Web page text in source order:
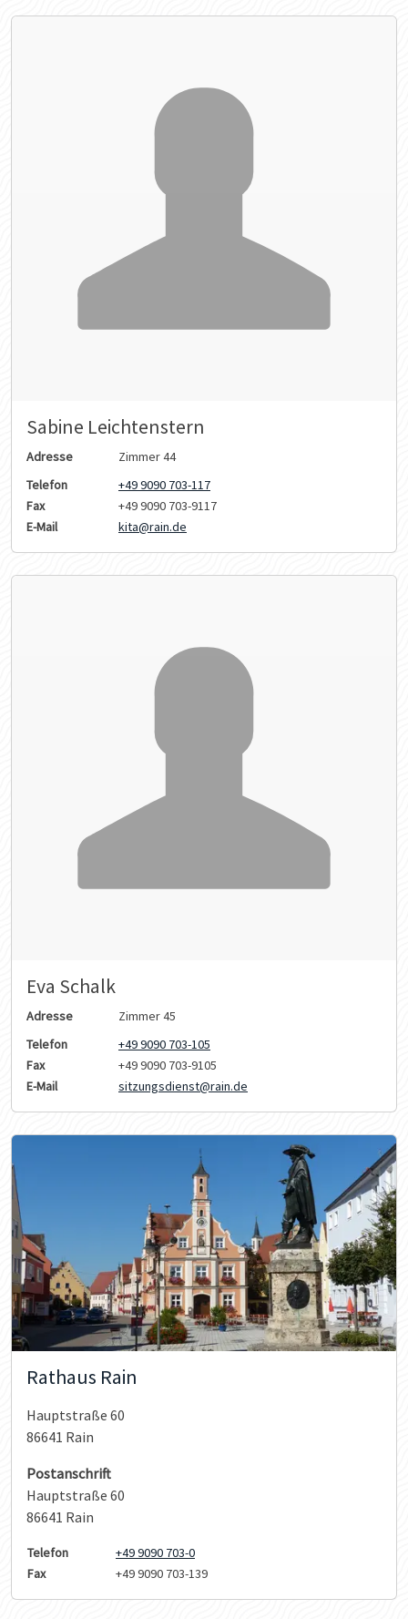
Sabine Leichtenstern
Adresse
Zimmer 44
Telefon
+49 9090 703-117
Fax
+49 9090 703-9117
E-Mail
kita@rain.de
Eva Schalk
Adresse
Zimmer 45
Telefon
+49 9090 703-105
Fax
+49 9090 703-9105
E-Mail
sitzungsdienst@rain.de
Rathaus Rain
Hauptstraße 60
86641 Rain
Postanschrift
Hauptstraße 60
86641 Rain
Telefon
+49 9090 703-0
Fax
+49 9090 703-139